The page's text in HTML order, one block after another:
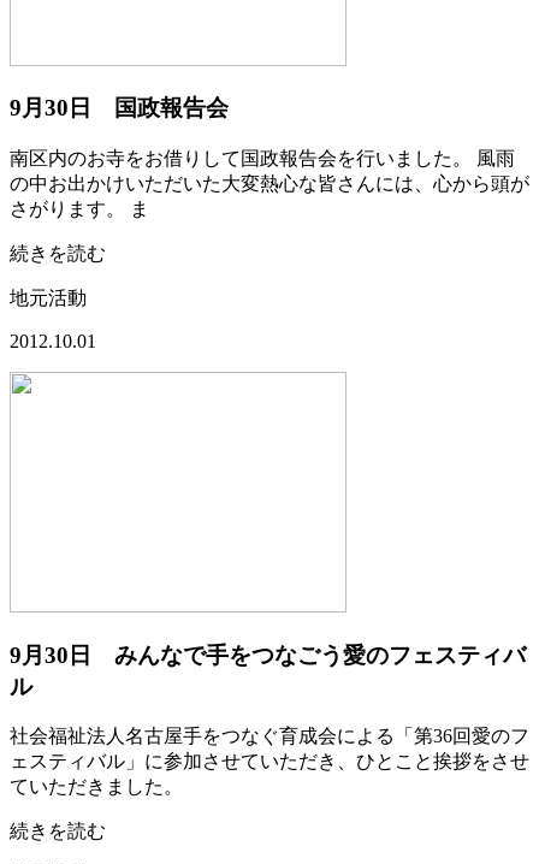
9月30日 国政報告会
南区内のお寺をお借りして国政報告会を行いました。 風雨
の中お出かけいただいた大変熱心な皆さんには、心から頭が
さがります。 ま
続きを読む
地元活動
2012.10.01
9月30日 みんなで手をつなごう愛のフェスティバ
ル
社会福祉法人名古屋手をつなぐ育成会による「第36回愛のフ
ェスティバル」に参加させていただき、ひとこと挨拶をさせ
ていただきました。
続きを読む